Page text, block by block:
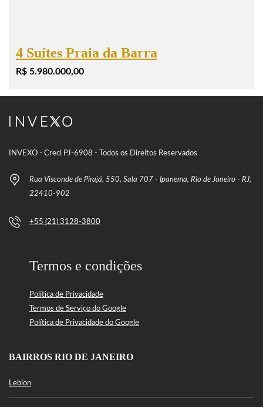
4 Suítes Praia da Barra
R$ 5.980.000,00
INVEXO - Creci PJ-6908 - Todos os Direitos Reservados
Rua Visconde de Pirajá, 550, Sala 707 - Ipanema, Rio de Janeiro - RJ,
22410-902
+55 (21) 3128-3800
Termos e condições
Política de Privacidade
Termos de Serviço do Google
Política de Privacidade do Google
BAIRROS RIO DE JANEIRO
Leblon